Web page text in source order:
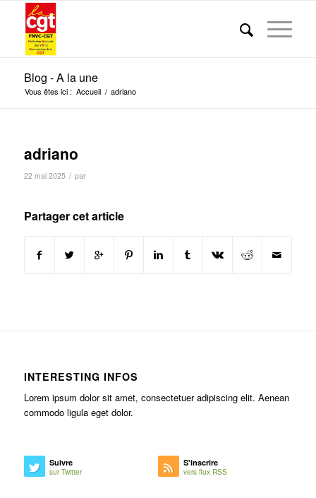
Blog - A la une
Vous êtes ici : Accueil / adriano
adriano
22 mai 2025 / par
Partager cet article
INTERESTING INFOS
Lorem ipsum dolor sit amet, consectetuer adipiscing elit. Aenean
commodo ligula eget dolor.
Suivre
sur Twitter
S'inscrire
vers flux RSS